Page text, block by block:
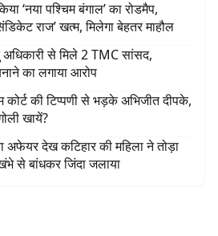
‘नया पश्चिम बंगाल’ का रोडमैप,
राज’ खत्म, मिलेगा बेहतर माहौल
से मिले 2 TMC सांसद,
का लगाया आरोप
कोर्ट की टिप्पणी से भड़के अभिजीत दीपके,
खायें?
अफेयर देख कटिहार की महिला ने तोड़ा
से बांधकर जिंदा जलाया